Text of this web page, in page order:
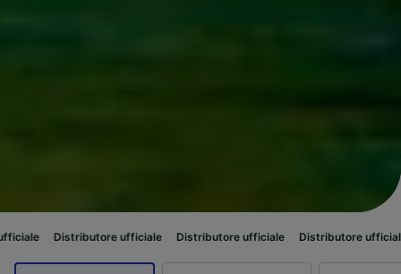
ufficiale Distributore ufficiale Distributore ufficiale